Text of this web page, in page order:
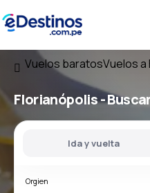
Vuelos baratosVuelos a
Florianópolis -
Ida y vuelta
Orgien